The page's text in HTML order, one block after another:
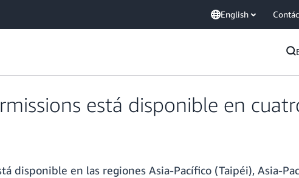
English
está disponible en
disponible en las regiones Asia-Pacífico (Taipéi), Asia-